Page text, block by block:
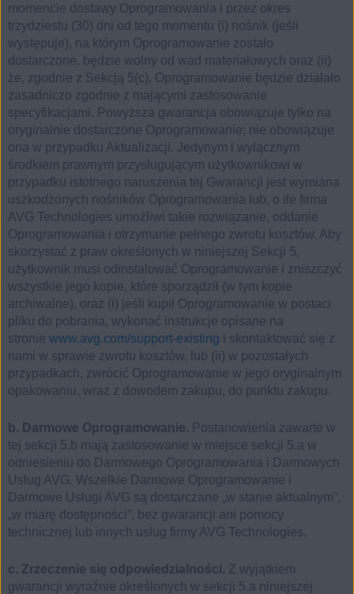
momencie dostawy Oprogramowania i przez okres
trzydziestu (30) dni od tego momentu (i) nośnik (jeśli
występuje), na którym Oprogramowanie zostało
dostarczone, będzie wolny od wad materiałowych oraz (ii)
że, zgodnie z Sekcją 5(c), Oprogramowanie będzie działało
zasadniczo zgodnie z mającymi zastosowanie
specyfikacjami. Powyższa gwarancja obowiązuje tylko na
oryginalnie dostarczone Oprogramowanie; nie obowiązuje
ona w przypadku Aktualizacji. Jedynym i wyłącznym
środkiem prawnym przysługującym użytkownikowi w
przypadku istotnego naruszenia tej Gwarancji jest wymiana
uszkodzonych nośników Oprogramowania lub, o ile firma
AVG Technologies umożliwi takie rozwiązanie, oddanie
Oprogramowania i otrzymanie pełnego zwrotu kosztów. Aby
skorzystać z praw określonych w niniejszej Sekcji 5,
użytkownik musi odinstalować Oprogramowanie i zniszczyć
wszystkie jego kopie, które sporządził (w tym kopie
archiwalne), oraz (i) jeśli kupił Oprogramowanie w postaci
pliku do pobrania, wykonać instrukcje opisane na
stronie www.avg.com/support-existing i skontaktować się z
nami w sprawie zwrotu kosztów, lub (ii) w pozostałych
przypadkach, zwrócić Oprogramowanie w jego oryginalnym
opakowaniu, wraz z dowodem zakupu, do punktu zakupu.
b. Darmowe Oprogramowanie. Postanowienia zawarte w
tej sekcji 5.b mają zastosowanie w miejsce sekcji 5.a w
odniesieniu do Darmowego Oprogramowania i Darmowych
Usług AVG. Wszelkie Darmowe Oprogramowanie i
Darmowe Usługi AVG są dostarczane „w stanie aktualnym”,
„w miarę dostępności”, bez gwarancji ani pomocy
technicznej lub innych usług firmy AVG Technologies.
c. Zrzeczenie się odpowiedzialności. Z wyjątkiem
gwarancji wyraźnie określonych w sekcji 5.a niniejszej